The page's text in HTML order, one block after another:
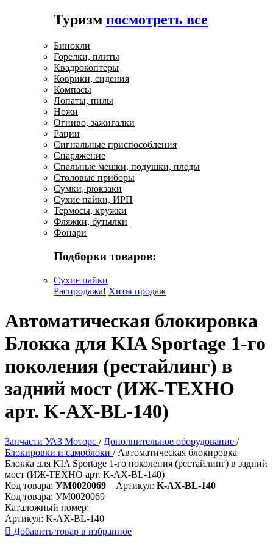
Туризм посмотреть все
Бинокли
Горелки, плиты
Квадрокоптеры
Коврики, сидения
Компасы
Лопаты, пилы
Ножи
Огниво, зажигалки
Рации
Сигнальные приспособления
Снаряжение
Спальные мешки, подушки, пледы
Столовые приборы
Сумки, рюкзаки
Сухие пайки, ИРП
Термосы, кружки
Фляжки, бутылки
Фонари
Подборки товаров:
Сухие пайки
Распродажа! Хиты продаж
Автоматическая блокировка
Блокка для KIA Sportage 1-го
поколения (рестайлинг) в
задний мост (ИЖ-ТЕХНО
арт. K-AX-BL-140)
Запчасти УАЗ Моторс / Дополнительное оборудование /
Блокировки и самоблоки / Автоматическая блокировка
Блокка для KIA Sportage 1-го поколения (рестайлинг) в задний
мост (ИЖ-ТЕХНО арт. K-AX-BL-140)
Код товара: УМ0020069 Артикул: K-AX-BL-140
Код товара: УМ0020069
Каталожный номер:
Артикул: K-AX-BL-140
 Добавить товар в избранное